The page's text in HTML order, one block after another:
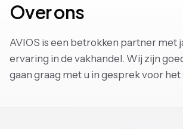
Over ons
AVIOS is een betrokken partner met
ervaring in de vakhandel. Wij zijn
gaan graag met u in gesprek voor het